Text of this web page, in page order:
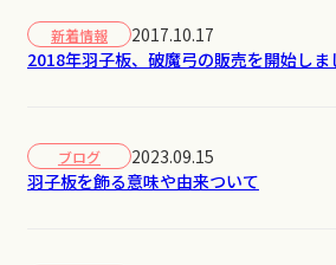
新着情報
2017.10.17
2018年羽子板、破魔弓の販売を開始しま
ブログ
2023.09.15
羽子板を飾る意味や由来ついて